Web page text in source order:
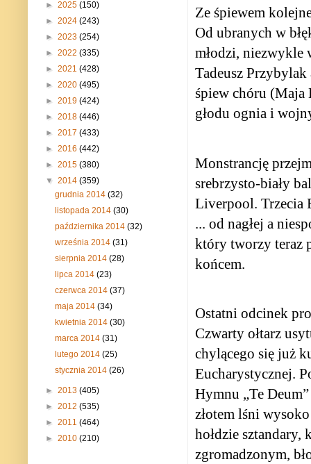
Ze śpiewem
Od ubranych w
młodzi, niezwykle
Tadeusz
śpiew chóru (Maja
głodu ognia i
Monstrancję
srebrzysto-biały
Liverpool. Trzecia
... od nagłej a
który tworzy teraz
końcem.
Ostatni odcinek
Czwarty ołtarz
chylącego się już
Eucharystycznej.
Hymnu „Te
złotem lśni
hołdzie sztandary,
zgromadzonym,
► 2025 (150)
► 2024 (243)
► 2023 (254)
► 2022 (335)
► 2021 (428)
► 2020 (495)
► 2019 (424)
► 2018 (446)
► 2017 (433)
► 2016 (442)
► 2015 (380)
▼ 2014 (359)
grudnia 2014(32)
listopada 2014(30)
października 2014(32)
września 2014(31)
sierpnia 2014(28)
lipca 2014(23)
czerwca 2014(37)
maja 2014(34)
kwietnia 2014(30)
marca 2014(31)
lutego 2014(25)
stycznia 2014(26)
► 2013 (405)
► 2012 (535)
► 2011 (464)
► 2010 (210)